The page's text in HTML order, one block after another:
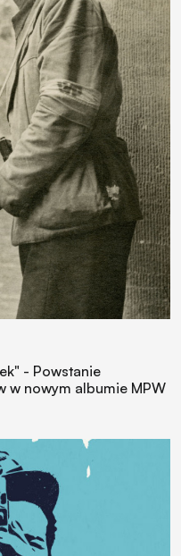
- Powstanie
w nowym albumie MPW